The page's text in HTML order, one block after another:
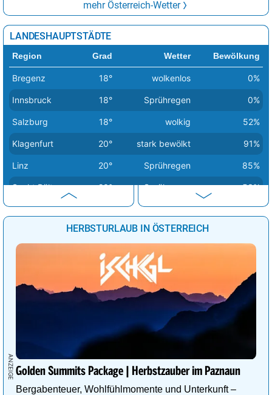
mehr Österreich-Wetter
LANDESHAUPTSTÄDTE
Region Grad Wetter Bewölkung
Bregenz 18° wolkenlos 0%
Innsbruck 18° Sprühregen 0%
Salzburg 18° wolkig 52%
Klagenfurt 20° stark bewölkt 91%
Linz 20° Sprühregen 85%
Sankt Pölten 20° Sprühregen 53%
Eisenstadt 22° Sprühregen 91%
23° Sprühregen
Graz 24° Sprühregen 91%
HERBSTURLAUB IN ÖSTERREICH
Golden Summits Package | Herbstzauber im Paznaun
Bergabenteuer, Wohlfühlmomente und Unterkunft –